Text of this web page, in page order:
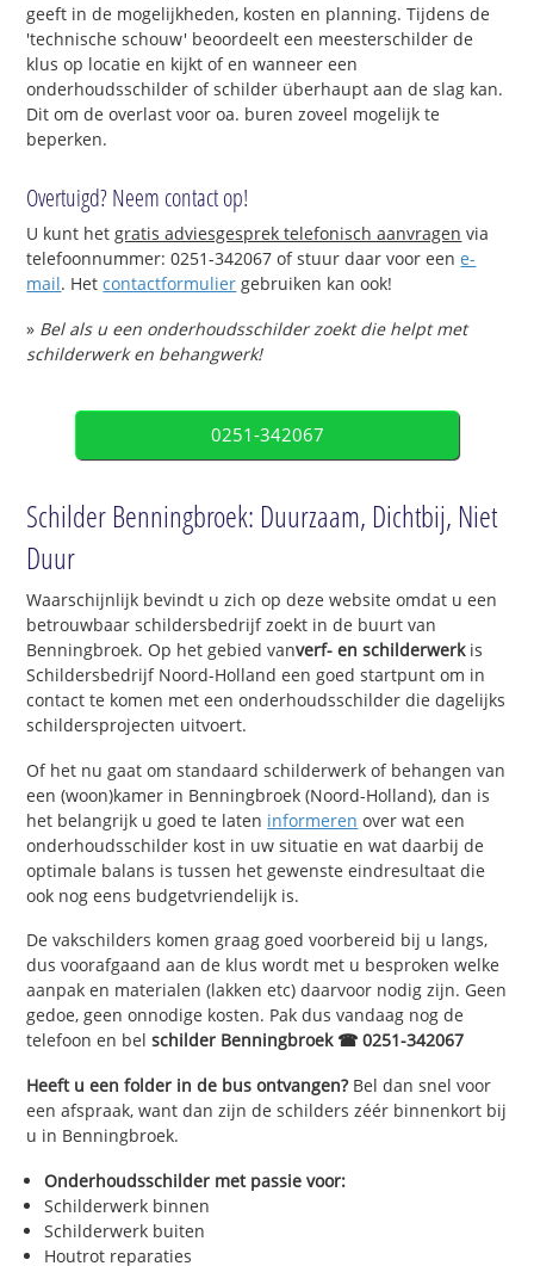
geeft in de mogelijkheden, kosten en planning. Tijdens de
'technische schouw' beoordeelt een meesterschilder de
klus op locatie en kijkt of en wanneer een
onderhoudsschilder of schilder überhaupt aan de slag kan.
Dit om de overlast voor oa. buren zoveel mogelijk te
beperken.
Overtuigd? Neem contact op!
U kunt hetgratis adviesgesprek telefonisch aanvragen via
telefoonnummer: 0251-342067 of stuur daar voor eene-
mail. Hetcontactformulier gebruiken kan ook!
» Bel als u een onderhoudsschilder zoekt die helpt met
schilderwerk en behangwerk!
0251-342067
Schilder Benningbroek: Duurzaam, Dichtbij, Niet
Duur
Waarschijnlijk bevindt u zich op deze website omdat u een
betrouwbaar schildersbedrijf zoekt in de buurt van
Benningbroek. Op het gebied vanverf- en schilderwerkis
Schildersbedrijf Noord-Holland een goed startpunt om in
contact te komen met een onderhoudsschilder die dagelijks
schildersprojecten uitvoert.
Of het nu gaat om standaard schilderwerk of behangen van
een (woon)kamer in Benningbroek (Noord-Holland), dan is
het belangrijk u goed te laten informeren over wat een
onderhoudsschilder kost in uw situatie en wat daarbij de
optimale balans is tussen het gewenste eindresultaat die
ook nog eens budgetvriendelijk is.
De vakschilders komen graag goed voorbereid bij u langs,
dus voorafgaand aan de klus wordt met u besproken welke
aanpak en materialen (lakken etc) daarvoor nodig zijn. Geen
gedoe, geen onnodige kosten. Pak dus vandaag nog de
telefoon en belschilder Benningbroek ☎ 0251-342067
Heeft u een folder in de bus ontvangen?Bel dan snel voor
een afspraak, want dan zijn de schilders zéér binnenkort bij
u in Benningbroek.
Onderhoudsschilder met passie voor:
Schilderwerk binnen
Schilderwerk buiten
Houtrot reparaties